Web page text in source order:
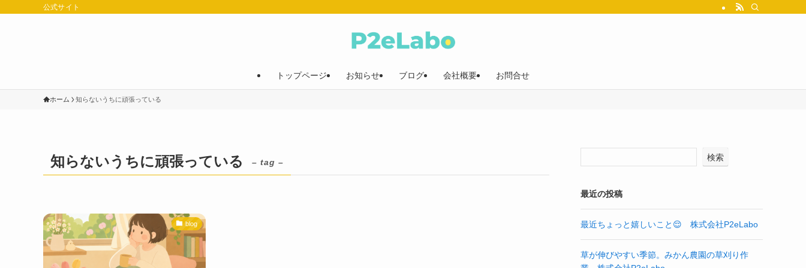
公式サイト
トップページ お知らせ ブログ 会社概要 お問合せ
ホーム 知らないうちに頑張っている
知らないうちに頑張っている – tag –
blog
検索
最近の投稿
最近ちょっと嬉しいこと😌 株式会社P2eLabo
草が伸びやすい季節。みかん農園の草刈り作